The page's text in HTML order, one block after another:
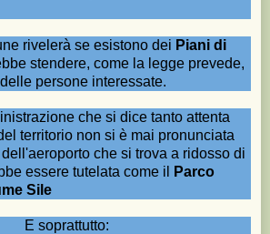
rivelerà se esistono dei Piani di
stendere, come la legge prevede,
persone interessate.
che si dice tanto attenta
territorio non si è mai pronunciata
che si trova a ridosso di
essere tutelata come il
Parco
Sile
E soprattutto: